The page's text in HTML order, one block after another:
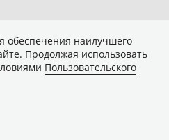
обеспечения наилучшего
Продолжая использовать
Пользовательского